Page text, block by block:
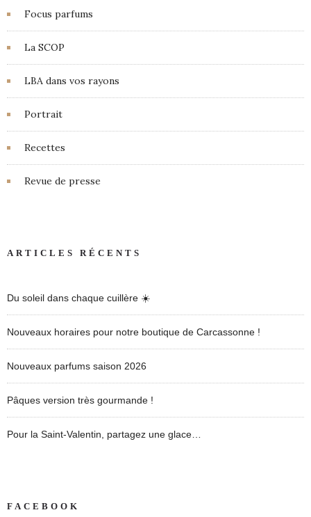
Focus parfums
La SCOP
LBA dans vos rayons
Portrait
Recettes
Revue de presse
ARTICLES RÉCENTS
Du soleil dans chaque cuillère ☀️
Nouveaux horaires pour notre boutique de Carcassonne !
Nouveaux parfums saison 2026
Pâques version très gourmande !
Pour la Saint-Valentin, partagez une glace…
FACEBOOK